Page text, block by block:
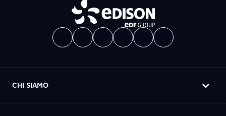
CHI SIAMO